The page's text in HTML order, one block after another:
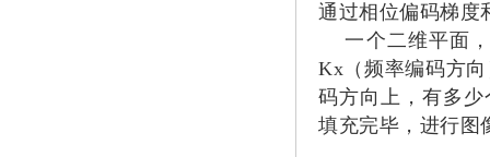
通过相位偏码梯度
一个二维平面，
Kx（频率编码方
码方向上，有多
填充完毕，进行图